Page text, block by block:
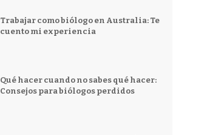
Trabajar como biólogo en Australia: Te
cuento mi experiencia
Qué hacer cuando no sabes qué hacer:
Consejos para biólogos perdidos